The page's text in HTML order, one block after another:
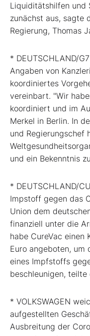
Liquiditätshilfen und
zunächst aus, sagte
Regierung, Thomas
* DEUTSCHLAND/
Angaben von
koordiniertes
vereinbart. "Wir
koordiniert und im
Merkel in Berlin. In
und Regierungschef
und ein Bekenntnis
* DEUTSCHLAND/
Impstoff gegen das
Union dem
finanziell unter die
habe CureVac einen
Euro angeboten, um
eines Impfstoffs
beschleunigen, teilte
* VOLKSWAGEN
aufgestellten
Ausbreitung der